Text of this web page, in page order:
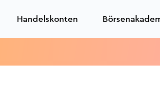
Handelskonten